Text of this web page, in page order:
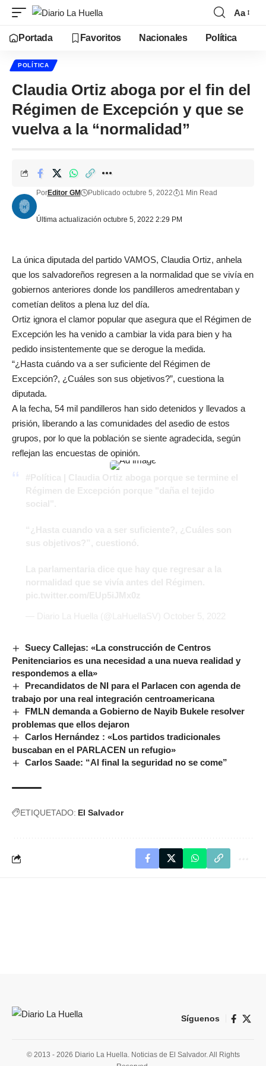
Aa
Portada Favoritos Nacionales Política
POLÍTICA
Claudia Ortiz aboga por el fin del
Régimen de Excepción y que se
vuelva a la “normalidad”
Última actualización octubre 5, 2022 2:29 PM
PorEditor GM Publicado octubre 5, 2022 1 Min Read
La única diputada del partido VAMOS, Claudia Ortiz, anhela
que los salvadoreños regresen a la normalidad que se vivía en
gobiernos anteriores donde los pandilleros amedrentaban y
cometían delitos a plena luz del día.
Ortiz ignora el clamor popular que asegura que el Régimen de
Excepción les ha venido a cambiar la vida para bien y ha
pedido insistentemente que se derogue la medida.
“¿Hasta cuándo va a ser suficiente del Régimen de
Excepción?, ¿Cuáles son sus objetivos?”, cuestiona la
diputada.
A la fecha, 54 mil pandilleros han sido detenidos y llevados a
prisión, liberando a las comunidades del asedio de estos
grupos, por lo que la población se siente agradecida, según
reflejan las encuestas de opinión.
Suecy Callejas: «La construcción de Centros
Penitenciarios es una necesidad a una nueva realidad y
respondemos a ella»
Precandidatos de NI para el Parlacen con agenda de
trabajo por una real integración centroamericana
FMLN demanda a Gobierno de Nayib Bukele resolver
problemas que ellos dejaron
Carlos Hernández : «Los partidos tradicionales
buscaban en el PARLACEN un refugio»
Carlos Saade: “Al final la seguridad no se come”
ETIQUETADO: El Salvador
Síguenos
© 2013 - 2026 Diario La Huella. Noticias de El Salvador. All Rights